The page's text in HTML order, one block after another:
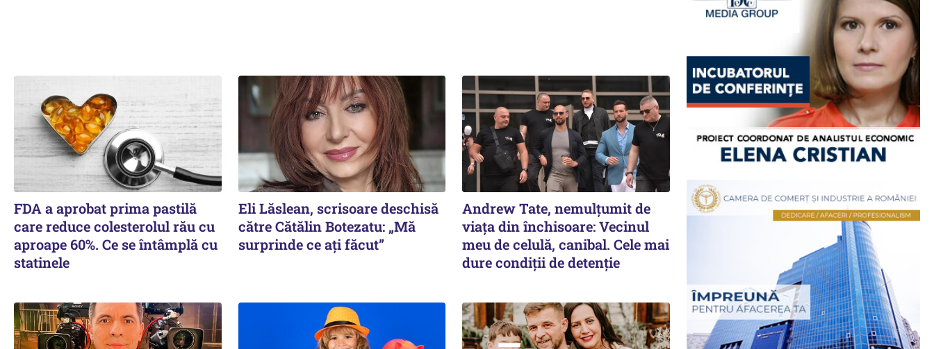
FDA a aprobat prima pastilă
care reduce colesterolul rău cu
aproape 60%. Ce se întâmplă cu
statinele
Eli Lăslean, scrisoare deschisă
către Cătălin Botezatu: „Mă
surprinde ce ați făcut”
Andrew Tate, nemulțumit de
viața din închisoare: Vecinul
meu de celulă, canibal. Cele mai
dure condiții de detenție